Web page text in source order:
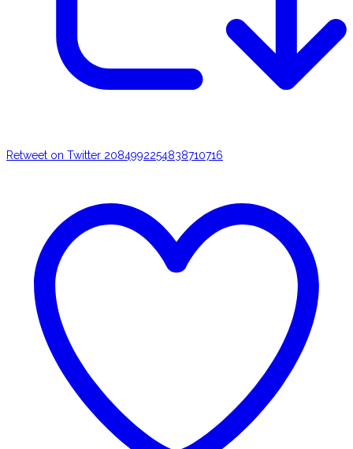
Retweet on Twitter 2084992254838710716